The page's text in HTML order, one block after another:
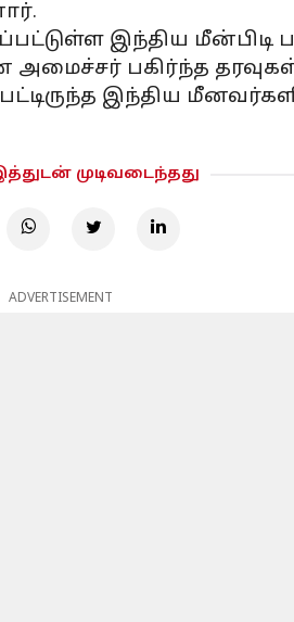
இந்திய
பகிர்ந்த
இந்திய
முடிவடைந்தது
ADVERTISEMENT